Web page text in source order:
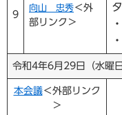
9
向山 忠秀＜外
部リンク＞
令和4年6月29日（水曜
本会議＜外部リンク
＞